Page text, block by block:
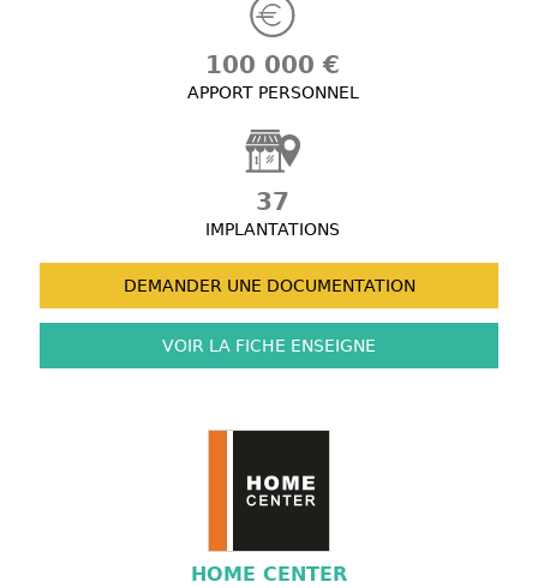
100 000 €
APPORT PERSONNEL
37
IMPLANTATIONS
DEMANDER UNE DOCUMENTATION
VOIR LA FICHE ENSEIGNE
HOME CENTER